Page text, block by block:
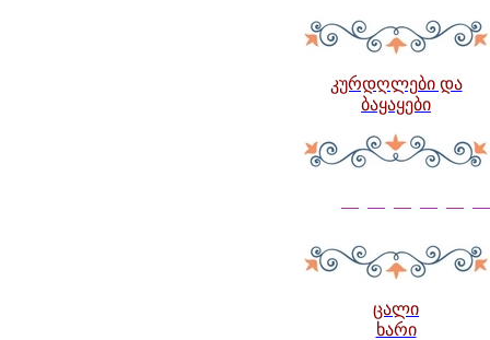
კურდღლები და
ბაყაყები
— — — — —
ცალი
ხარი